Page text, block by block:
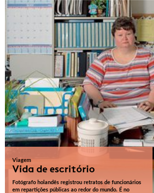
Viagem
Vida de escritório
Fotógrafo holandês registrou retratos de funcionários
em repartições públicas ao redor do mundo. É no